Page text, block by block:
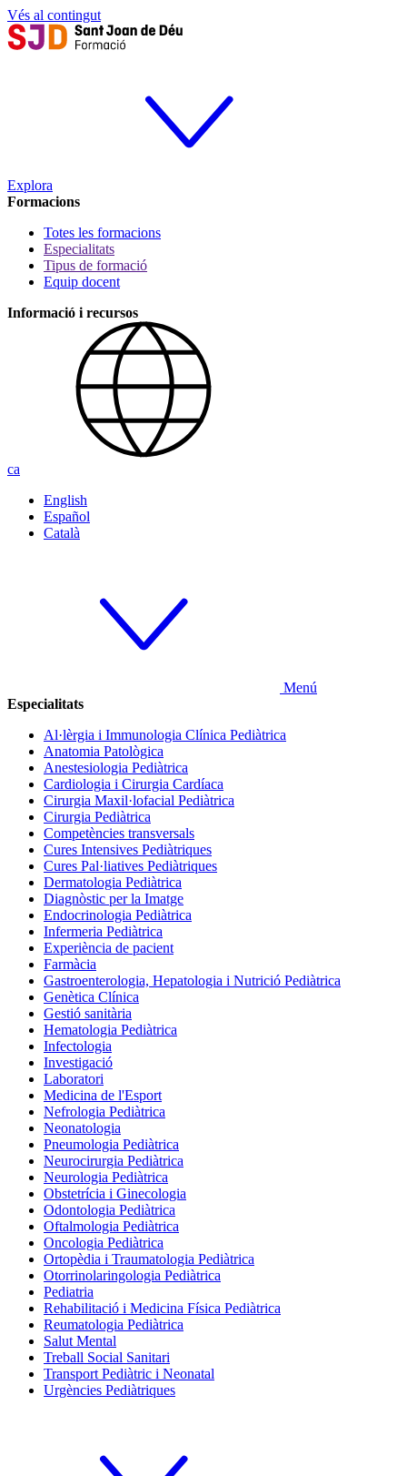
Vés al contingut
Explora
Formacions
Totes les formacions
Especialitats
Tipus de formació
Equip docent
Informació i recursos
ca
English
Español
Català
Menú
Especialitats
Al·lèrgia i Immunologia Clínica Pediàtrica
Anatomia Patològica
Anestesiologia Pediàtrica
Cardiologia i Cirurgia Cardíaca
Cirurgia Maxil·lofacial Pediàtrica
Cirurgia Pediàtrica
Competències transversals
Cures Intensives Pediàtriques
Cures Pal·liatives Pediàtriques
Dermatologia Pediàtrica
Diagnòstic per la Imatge
Endocrinologia Pediàtrica
Infermeria Pediàtrica
Experiència de pacient
Farmàcia
Gastroenterologia, Hepatologia i Nutrició Pediàtrica
Genètica Clínica
Gestió sanitària
Hematologia Pediàtrica
Infectologia
Investigació
Laboratori
Medicina de l'Esport
Nefrologia Pediàtrica
Neonatologia
Pneumologia Pediàtrica
Neurocirurgia Pediàtrica
Neurologia Pediàtrica
Obstetrícia i Ginecologia
Odontologia Pediàtrica
Oftalmologia Pediàtrica
Oncologia Pediàtrica
Ortopèdia i Traumatologia Pediàtrica
Otorrinolaringologia Pediàtrica
Pediatria
Rehabilitació i Medicina Física Pediàtrica
Reumatologia Pediàtrica
Salut Mental
Treball Social Sanitari
Transport Pediàtric i Neonatal
Urgències Pediàtriques